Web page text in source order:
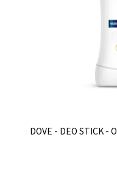
DOVE - DEO STICK -